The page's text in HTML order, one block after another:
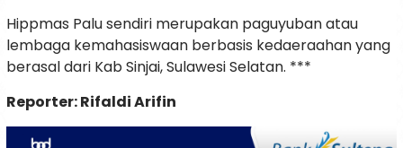
Hippmas Palu sendiri merupakan paguyuban atau
lembaga kemahasiswaan berbasis kedaeraahan yang
berasal dari Kab Sinjai, Sulawesi Selatan. ***
Reporter: Rifaldi Arifin